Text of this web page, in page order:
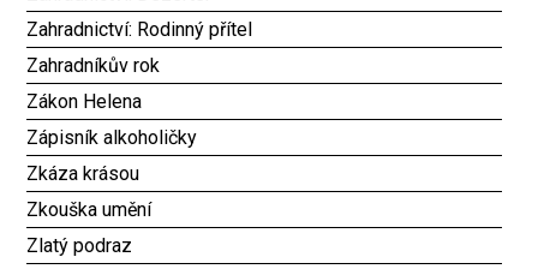
Zahradnictví: Rodinný přítel
Zahradníkův rok
Zákon Helena
Zápisník alkoholičky
Zkáza krásou
Zkouška umění
Zlatý podraz